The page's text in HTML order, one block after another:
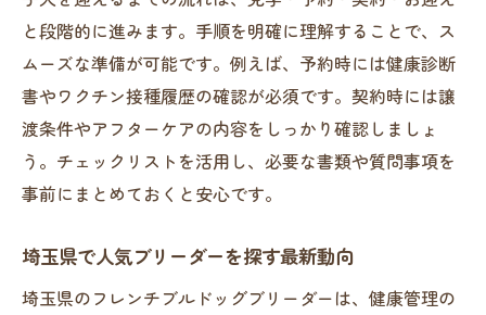
と段階的に進みます。手順を明確に理解することで、ス
ムーズな準備が可能です。例えば、予約時には健康診断
書やワクチン接種履歴の確認が必須です。契約時には譲
渡条件やアフターケアの内容をしっかり確認しましょ
う。チェックリストを活用し、必要な書類や質問事項を
事前にまとめておくと安心です。
埼玉県で人気ブリーダーを探す最新動向
埼玉県のフレンチブルドッグブリーダーは、健康管理の